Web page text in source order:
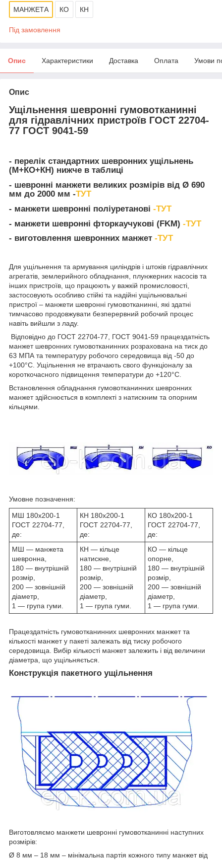
МАНЖЕТА КО КН
Під замовлення
Опис Характеристики Доставка Оплата Умови
Опис
Ущільнення шевронні гумовотканинні
для гідравлічних пристроїв ГОСТ 22704-
77 ГОСТ 9041-59
- перелік стандартних шевронних ущільнень
(М+КО+КН) нижче в таблиці
- шевронні манжети великих розмірів від Ø 690
мм до 2000 мм -ТУТ
- манжети шевронні поліуретанові -ТУТ
- манжети шевронні фторкаучукові (FKM) -ТУТ
- виготовлення шевронних манжет -ТУТ
Для ущільнення та армування циліндрів і штоків гідравлічних
агрегатів, землерийного обладнання, плунжерних насосів та
інших пристроїв, що працюють у важкій промисловості,
застосовують особливо стійкі та надійні ущільнювальні
пристрої – манжети шевронні гумовотканинні, які здатні
тимчасово продовжувати безперервний робочий процес
навіть вийшли з ладу.
Відповідно до ГОСТ 22704-77, ГОСТ 9041-59 працездатність
манжет шевронних гумовотканинних розрахована на тиск до
63 МПА та температуру робочого середовища від -50 до
+100°С. Ущільнення не втрачають свого функціоналу за
короткочасного підвищення температури до +120°С.
Встановлення обладнання гумовотканинних шевронних
манжет здійснюється в комплекті з натискним та опорним
кільцями.
Умовне позначення:
МШ 180х200-1
ГОСТ 22704-77,
де:
КН 180х200-1
ГОСТ 22704-77,
де:
КО 180х200-1
ГОСТ 22704-77,
де:
МШ — манжета
шевронна,
180 — внутрішній
розмір,
200 — зовнішній
діаметр,
1 — група гуми.
КН — кільце
натискне,
180 — внутрішній
розмір,
200 — зовнішній
діаметр,
1 — група гуми.
КО — кільце
опорне,
180 — внутрішній
розмір,
200 — зовнішній
діаметр,
1 — група гуми.
Працездатність гумовотканинних шевронних манжет та
кількості манжет у пакеті залежать від тиску робочого
середовища. Вибір кількості манжет залежить і від величини
діаметра, що ущільняється.
Конструкція пакетного ущільнення
Виготовляємо манжети шевронні гумовотканинні наступних
розмірів:
Ø 8 мм – 18 мм – мінімальна партія кожного типу манжет від